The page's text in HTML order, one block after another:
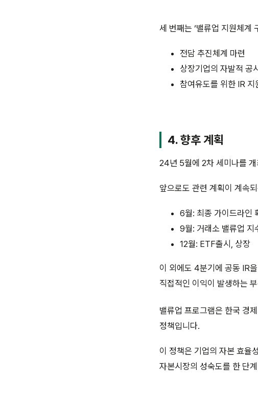
세 번째는 ‘밸류업 지원체계
전담 추진체계 마련
상장기업의 자발적 공
참여유도를 위한 IR 지
4. 향후 계획
24년 5월에 2차 세미나를
앞으로도 관련 계획이 계속
6월: 최종 가이드라인
9월: 거래소 밸류업 지
12월: ETF출시, 상장
이 외에도 4분기에 공동 IR
직접적인 이익이 발생하는
밸류업 프로그램은 한국 경
정책입니다.
이 정책은 기업의 자본 효율
자본시장의 성숙도를 한 단